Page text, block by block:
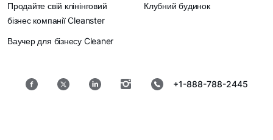
Продайте свій клінінговий
бізнес компанії Cleanster
Ваучер для бізнесу Cleaner
Клубний будинок
+1-888-788-2445